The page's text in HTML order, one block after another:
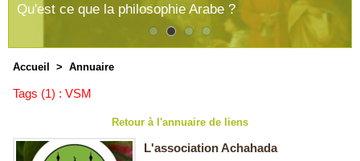
Qu'est ce que la philosophie Arabe ?
Accueil > Annuaire
Tags (1) : VSM
Retour à l'annuaire de liens
L'association Achahada